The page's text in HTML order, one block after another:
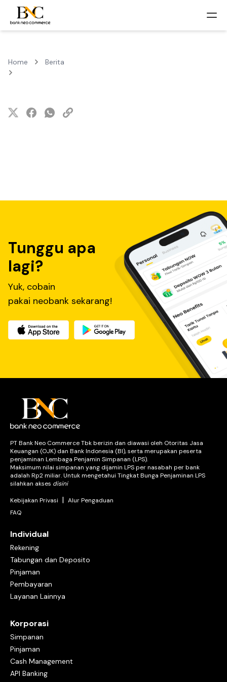
Home Berita
Tunggu apa
lagi?
Yuk, cobain
pakai neobank sekarang!
PT Bank Neo Commerce Tbk berizin dan diawasi oleh Otoritas Jasa
Keuangan (OJK) dan Bank Indonesia (BI), serta merupakan peserta
penjaminan Lembaga Penjamin Simpanan (LPS).
Maksimum nilai simpanan yang dijamin LPS per nasabah per bank
adalah Rp2 miliar. Untuk mengetahui Tingkat Bunga Penjaminan LPS
silahkan akses disini
Kebijakan Privasi | Alur Pengaduan
FAQ
Individual
Rekening
Tabungan dan Deposito
Pinjaman
Pembayaran
Layanan Lainnya
Korporasi
Simpanan
Pinjaman
Cash Management
API Banking